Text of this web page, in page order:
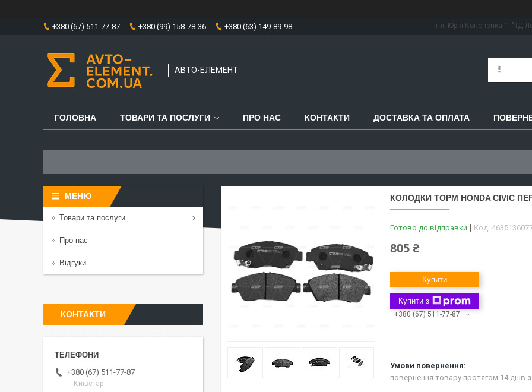
+380 (67) 511-77-87 +380 (99) 158-78-36 +380 (63) 149-89-98 пл. Юрія Кононенка 1, "ТД
АВТО-ЕЛЕМЕНТ
ГОЛОВНА ТОВАРИ ТА ПОСЛУГИ ПРО НАС КОНТАКТИ ДОСТАВКА ТА ОПЛАТА
КОЛОДКИ ТОРМ HONDA CIVIC
Готово до відправки Код:
805 ₴
Купити
Купити з
+380 (67) 511-77-87
повернення товару протягом 14 днів
Товари та послуги
Про нас
Відгуки
КОНТАКТИ
+380 (67) 511-77-87
Київстар